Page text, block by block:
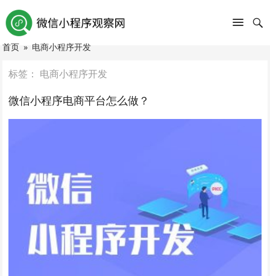
首页 » 电商小程序开发
标签： 电商小程序开发
微信小程序电商平台怎么做？